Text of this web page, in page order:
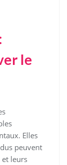
le
Elles
peuvent
leurs